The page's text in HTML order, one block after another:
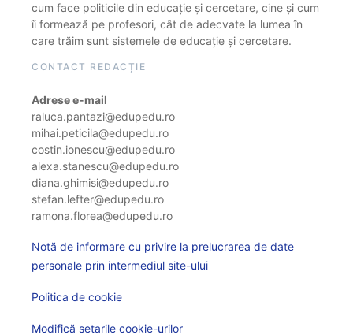
cum face politicile din educație și cercetare, cine și cum
îi formează pe profesori, cât de adecvate la lumea în
care trăim sunt sistemele de educație și cercetare.
CONTACT REDACȚIE
Adrese e-mail
raluca.pantazi@edupedu.ro
mihai.peticila@edupedu.ro
costin.ionescu@edupedu.ro
alexa.stanescu@edupedu.ro
diana.ghimisi@edupedu.ro
stefan.lefter@edupedu.ro
ramona.florea@edupedu.ro
Notă de informare cu privire la prelucrarea de date
personale prin intermediul site-ului
Politica de cookie
Modifică setarile cookie-urilor